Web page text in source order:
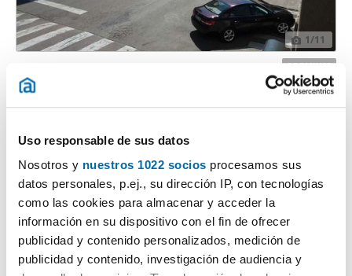
Uso responsable de sus datos
Nosotros y nuestros 1022 socios procesamos sus
datos personales, p.ej., su dirección IP, con tecnologías
como las cookies para almacenar y acceder la
información en su dispositivo con el fin de ofrecer
publicidad y contenido personalizados, medición de
publicidad y contenido, investigación de audiencia y
1/11
70m
Contactar
PREMIUM